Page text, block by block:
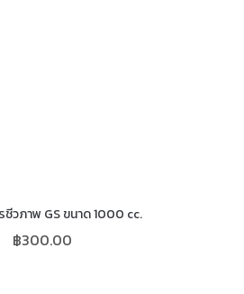
วภาพ GS ขนาด 1000 cc.
฿300.00